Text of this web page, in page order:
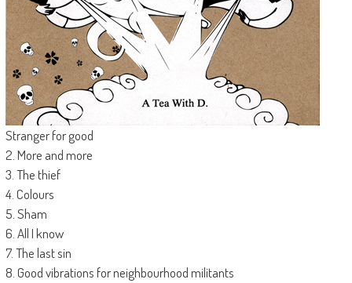
Stranger for good
2. More and more
3. The thief
4. Colours
5. Sham
6. All I know
7. The last sin
8. Good vibrations for neighbourhood militants